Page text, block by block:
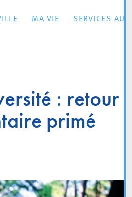
MA VIE SERVICES AU
: retour
primé